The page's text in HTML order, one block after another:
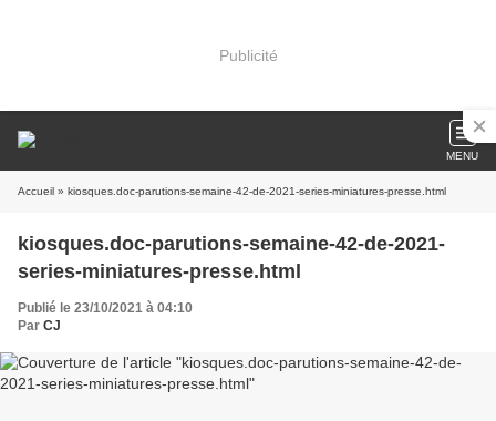
Publicité
MENU
Accueil » kiosques.doc-parutions-semaine-42-de-2021-series-miniatures-presse.html
kiosques.doc-parutions-semaine-42-de-2021-
series-miniatures-presse.html
Publié le 23/10/2021 à 04:10
Par CJ